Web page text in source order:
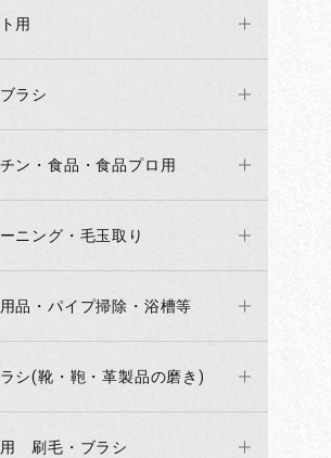
用
ラシ
ン・食品・食品プロ用
ニング・毛玉取り
品・パイプ掃除・浴槽等
シ(靴・鞄・革製品の磨き)
用 刷毛・ブラシ